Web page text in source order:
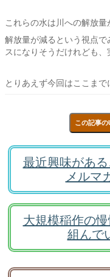
これらの水は川への解放量
解放量が減るという視点
スになりそうだけれども、
とりあえず今回はここまで
この記事
最近興味があ
メルマ
大規模稲作の
組んで